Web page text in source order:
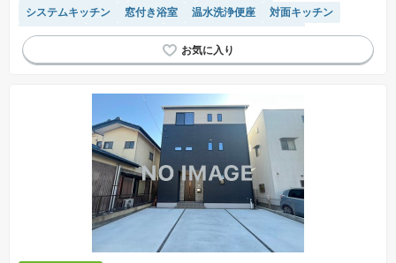
システムキッチン
窓付き浴室 温水洗浄便座
対面キッチン
陽当り良好
高機能トイレ
モニター付きインターホン
平坦地